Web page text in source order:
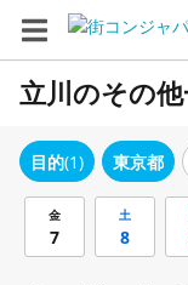
立川のその
目的(1) 東京都
金
7
土
8